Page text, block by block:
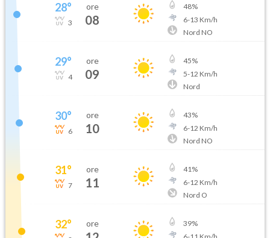
28°
3
ore
08
48%
6-13 Km/h
Nord NO
29°
4
ore
09
45%
5-12 Km/h
Nord
30°
6
ore
10
43%
6-12 Km/h
Nord NO
31°
7
ore
11
41%
6-12 Km/h
Nord O
32° ore 39%